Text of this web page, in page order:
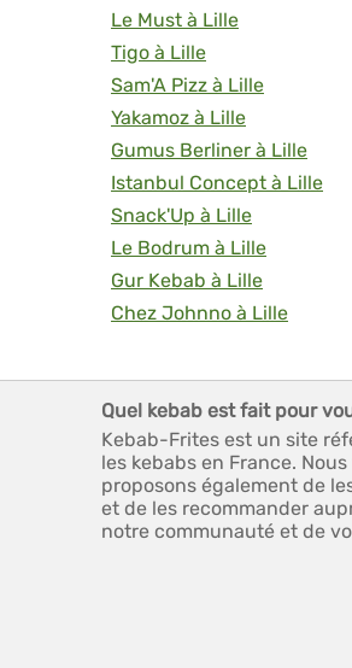
Le Must à Lille
Tigo à Lille
Sam'A Pizz à Lille
Yakamoz à Lille
Gumus Berliner à Lille
Istanbul Concept à Lille
Snack'Up à Lille
Le Bodrum à Lille
Gur Kebab à Lille
Chez Johnno à Lille
Quel kebab est fait pour
Kebab-Frites est un site
les kebabs en France.
proposons également de
et de les recommander
notre communauté et de